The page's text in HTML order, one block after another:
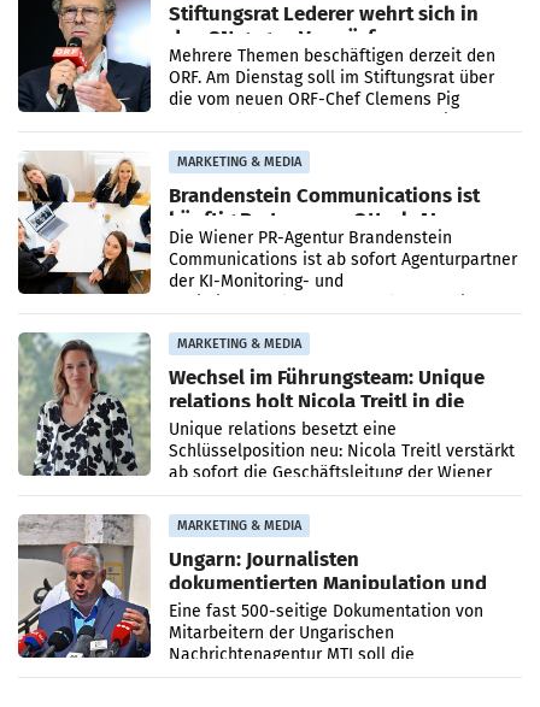
Stiftungsrat Lederer wehrt sich in
den SN gegen Vorwürfe
Mehrere Themen beschäftigen derzeit den
ORF. Am Dienstag soll im Stiftungsrat über
die vom neuen ORF-Chef Clemens Pig
MARKETING & MEDIA
Brandenstein Communications ist
künftig Partner von OtterlyAI
Die Wiener PR-Agentur Brandenstein
Communications ist ab sofort Agenturpartner
der KI-Monitoring- und
MARKETING & MEDIA
Wechsel im Führungsteam: Unique
relations holt Nicola Treitl in die
Geschäftsleitung
Unique relations besetzt eine
Schlüsselposition neu: Nicola Treitl verstärkt
ab sofort die Geschäftsleitung der Wiener
PR-Agentur an der Seite von Josef Kalina und
Anna Kalina-Mahr.
MARKETING & MEDIA
Ungarn: Journalisten
dokumentierten Manipulation und
Zensur
Eine fast 500-seitige Dokumentation von
Mitarbeitern der Ungarischen
Nachrichtenagentur MTI soll die
systematische Nachrichten-Manipulation und